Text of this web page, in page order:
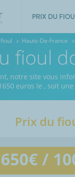
PRIX DU
Hauts-De-France
fioul
notre site vous
euros le , soit
Prix du
€ /